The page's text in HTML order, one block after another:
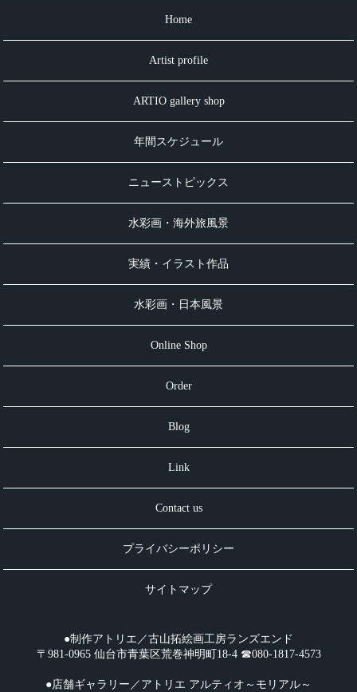
Home
Artist profile
ARTIO gallery shop
年間スケジュール
ニューストピックス
水彩画・海外旅風景
実績・イラスト作品
水彩画・日本風景
Online Shop
Order
Blog
Link
Contact us
プライバシーポリシー
サイトマップ
●制作アトリエ／古山拓絵画工房ランズエンド
〒981-0965 仙台市青葉区荒巻神明町18-4 ☎︎080-1817-4573
●店舗ギャラリー／アトリエ アルティオ～モリアル～